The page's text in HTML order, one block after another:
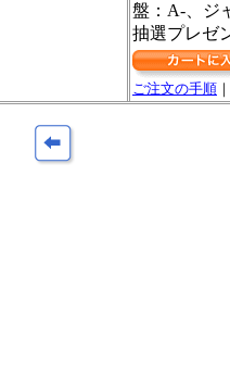
盤：A-、ジ
抽選プレゼ
ご注文の手順 ｜